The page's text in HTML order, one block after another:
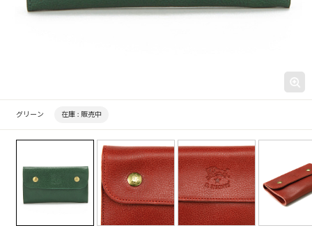
グリーン 在庫 : 販売中